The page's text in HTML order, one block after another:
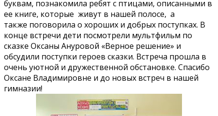
буквам, познакомила ребят с птицами, описанными в
ее книге, которые живут в нашей полосе, а
также поговорила о хороших и добрых поступках. В
конце встречи дети посмотрели мультфильм по
сказке Оксаны Ануровой «Верное решение» и
обсудили поступки героев сказки. Встреча прошла в
очень уютной и дружественной обстановке. Спасибо
Оксане Владимировне и до новых встреч в нашей
гимназии!